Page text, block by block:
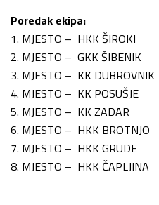
Poredak ekipa:
1. MJESTO – HKK ŠIROKI
2. MJESTO – GKK ŠIBENIK
3. MJESTO – KK DUBROVNIK
4. MJESTO – KK POSUŠJE
5. MJESTO – KK ZADAR
6. MJESTO – HKK BROTNJO
7. MJESTO – HKK GRUDE
8. MJESTO – HKK ČAPLJINA